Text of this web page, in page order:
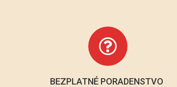
BEZPLATNÉ PORADENSTVO